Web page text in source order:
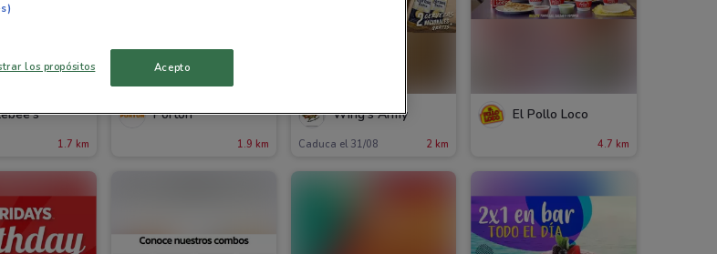
1.7 km
Portón
1.9 km
Wing's Army
Caduca el 31/08 2 km
El Pollo Loco
4.7 km
los propósitos Acepto